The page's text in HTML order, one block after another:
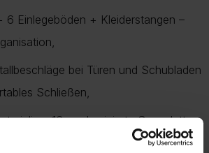
6 Einlegeböden + Kleiderstangen –
bei Türen und Schubladen
Schließen,
16 mm laminierte Spanplatte,
ABS-Kanten, HDF-Rückwand,